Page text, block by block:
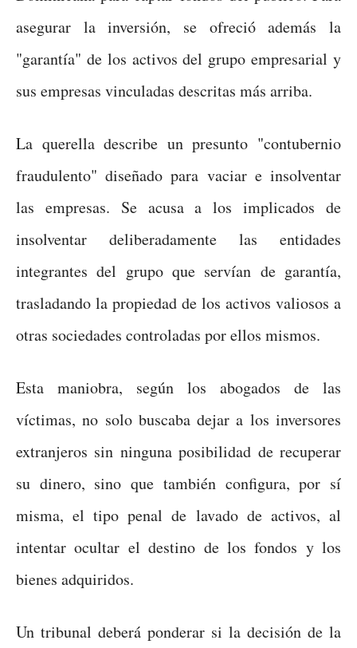
asegurar la inversión, se ofreció además la
"garantía" de los activos del grupo empresarial y
sus empresas vinculadas descritas más arriba.
La querella describe un presunto "contubernio
fraudulento" diseñado para vaciar e insolventar
las empresas. Se acusa a los implicados de
insolventar deliberadamente las entidades
integrantes del grupo que servían de garantía,
trasladando la propiedad de los activos valiosos a
otras sociedades controladas por ellos mismos.
Esta maniobra, según los abogados de las
víctimas, no solo buscaba dejar a los inversores
extranjeros sin ninguna posibilidad de recuperar
su dinero, sino que también configura, por sí
misma, el tipo penal de lavado de activos, al
intentar ocultar el destino de los fondos y los
bienes adquiridos.
Un tribunal deberá ponderar si la decisión de la